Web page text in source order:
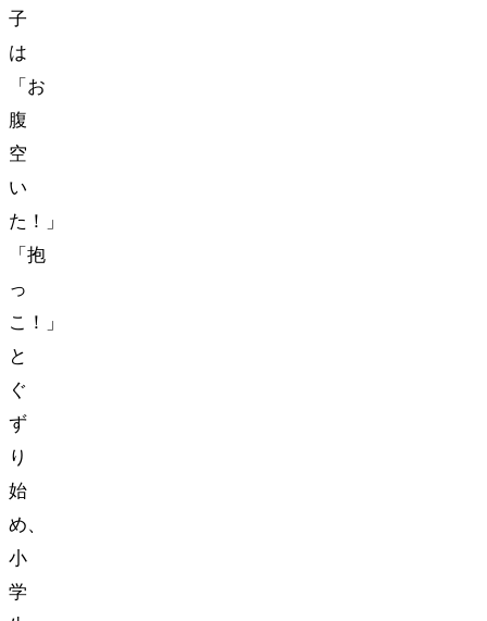
子
は
「お
腹
空
い
た！」
「抱
っ
こ！」
と
ぐ
ず
り
始
め、
小
学